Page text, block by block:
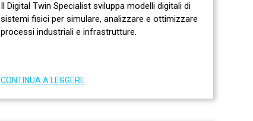
Il Digital Twin Specialist sviluppa modelli digitali di
sistemi fisici per simulare, analizzare e ottimizzare
processi industriali e infrastrutture.
CONTINUA A LEGGERE